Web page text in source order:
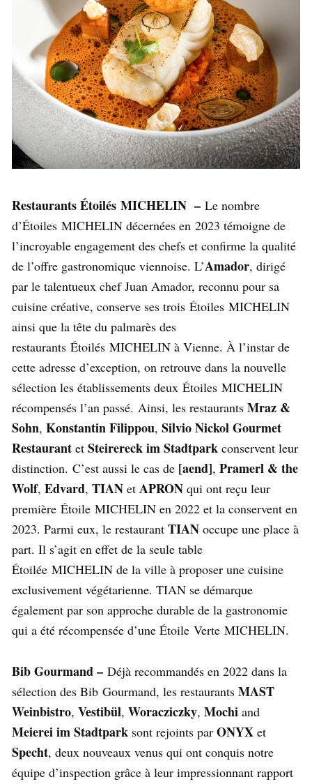
Restaurants Étoilés MICHELIN – Le nombre
d’Étoiles MICHELIN décernées en 2023 témoigne de
l’incroyable engagement des chefs et confirme la qualité
de l’offre gastronomique viennoise. L’Amador, dirigé
par le talentueux chef Juan Amador, reconnu pour sa
cuisine créative, conserve ses trois Étoiles MICHELIN
ainsi que la tête du palmarès des
restaurants Étoilés MICHELIN à Vienne. À l’instar de
cette adresse d’exception, on retrouve dans la nouvelle
sélection les établissements deux Étoiles MICHELIN
récompensés l’an passé. Ainsi, les restaurants Mraz &
Sohn, Konstantin Filippou, Silvio Nickol Gourmet
Restaurant et Steirereck im Stadtpark conservent leur
distinction. C’est aussi le cas de [aend], Pramerl & the
Wolf, Edvard, TIAN et APRON qui ont reçu leur
première Étoile MICHELIN en 2022 et la conservent en
2023. Parmi eux, le restaurant TIAN occupe une place à
part. Il s’agit en effet de la seule table
Étoilée MICHELIN de la ville à proposer une cuisine
exclusivement végétarienne. TIAN se démarque
également par son approche durable de la gastronomie
qui a été récompensée d’une Étoile Verte MICHELIN.
Bib Gourmand – Déjà recommandés en 2022 dans la
sélection des Bib Gourmand, les restaurants MAST
Weinbistro, Vestibül, Woracziczky, Mochi and
Meierei im Stadtpark sont rejoints par ONYX et
Specht, deux nouveaux venus qui ont conquis notre
équipe d’inspection grâce à leur impressionnant rapport